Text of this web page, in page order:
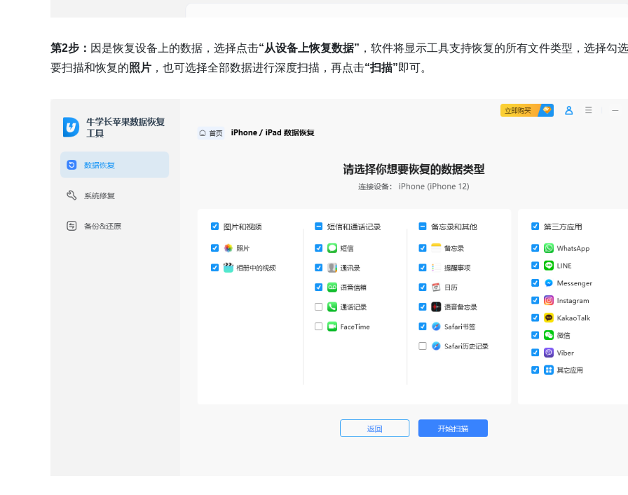
第2步： 因是恢复设备上的数据，选择点击“从设备上恢复数据” ，软件将显示工具支持恢复的所有文件类型，选择勾
要扫描和恢复的照片 ，也可选择全部数据进行深度扫描，再点击“扫描”即可。